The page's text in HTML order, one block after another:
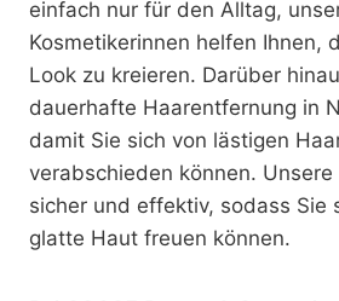
einfach nur für den Alltag,
Kosmetikerinnen helfen Ihnen,
Look zu kreieren. Darüber
dauerhafte Haarentfernung in
damit Sie sich von lästigen
verabschieden können.
sicher und effektiv, sodass Sie
glatte Haut freuen können.